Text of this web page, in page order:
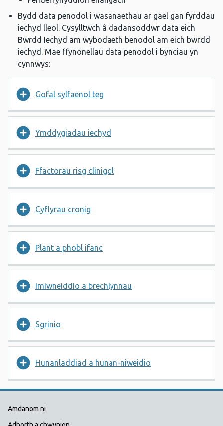
Bydd data penodol i wasanaethau ar gael gan fyrddau
iechyd lleol. Cysylltwch â dadansoddwr data eich
Bwrdd Iechyd am wybodaeth benodol am eich bwrdd
iechyd. Mae ffynonellau data penodol i bynciau yn
cynnwys:
Gofal sylfaenol teg
Ymddygiadau iechyd
Ffactorau risg clinigol
Cyflyrau cronig
Plant a phobl ifanc
Imiwneiddio a brechlynnau
Sgrinio
Hunanladdiad a hunan-niweidio
Dolenni Cymorth Iechyd
Amdanom ni